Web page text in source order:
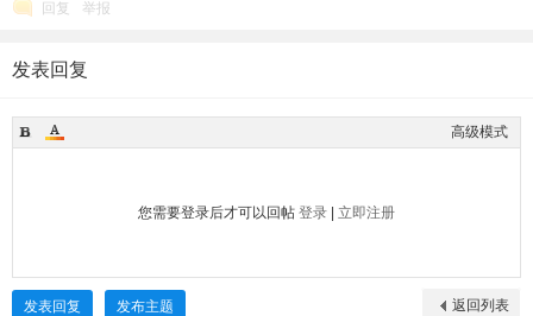
回复 举报
发表回复
高级模式
您需要登录后才可以回帖 登录 立即注册
返回列表
发表回复 发布主题